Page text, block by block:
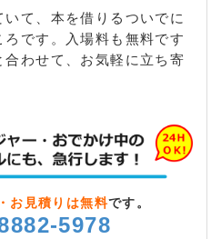
て、本を借りるついでに
です。入場料も無料です
わせて、お気軽に立ち寄
お見積りは無料です。
5978